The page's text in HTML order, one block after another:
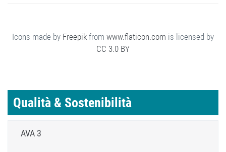
Icons made by Freepik from www.flaticon.com is licensed by
CC 3.0 BY
Qualità & Sostenibilità
AVA 3